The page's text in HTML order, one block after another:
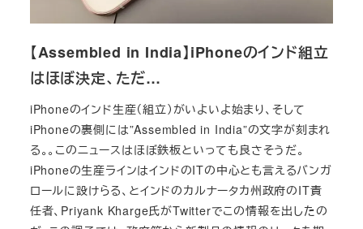
【Assembled in India】iPhoneのインド組立
はほぼ決定、ただ…
iPhoneのインド生産（組立）がいよいよ始まり、そして
iPhoneの裏側には”Assembled in India”の文字が刻まれ
る。。このニュースはほぼ鉄板といっても良さそうだ。
iPhoneの生産ラインはインドのITの中心とも言えるバンガ
ロールに設けらる、とインドのカルナータカ州政府のIT責
任者、Priyank Kharge氏がTwitterでこの情報を出したの